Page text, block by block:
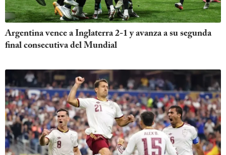
Argentina vence a Inglaterra 2-1 y avanza a su segunda
final consecutiva del Mundial